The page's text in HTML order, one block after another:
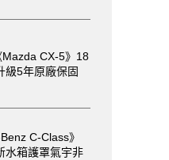
CX-5》18
級5年原廠保固
C-Class》
水箱護罩氣宇非